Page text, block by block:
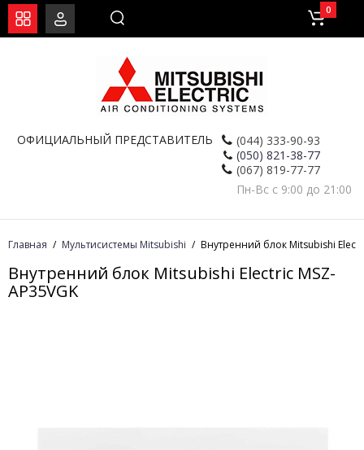
ОФИЦИАЛЬНЫЙ ПРЕДСТАВИТЕЛЬ
(044) 333-90-93
(050) 821-38-77
(067) 819-77-77
Пн-Вс с 9:00 до 21:00
0
Главная Мультисистемы Mitsubishi Внутренний блок Mitsubishi
Внутренний блок Mitsubishi Electric MSZ-
AP35VGK